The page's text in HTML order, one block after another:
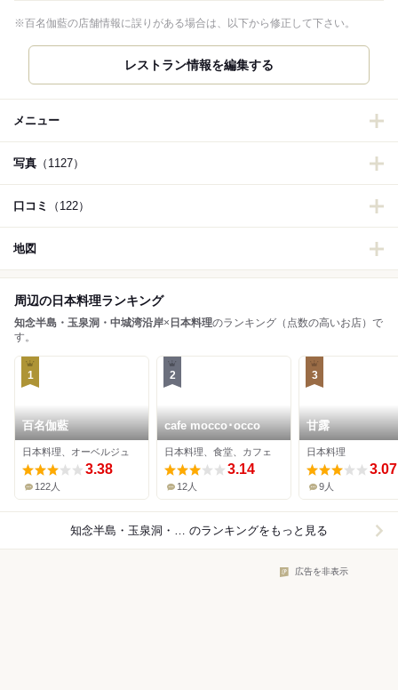
※百名伽藍の店舗情報に誤りがある場合は、以下から修正して下さい。
レストラン情報を編集する
メニュー
写真 （1127）
口コミ （122）
地図
周辺の日本料理ランキング
知念半島・玉泉洞・中城湾沿岸× 日本料理のランキング（点数の高いお店）で
す。
1
百名伽藍
日本料理、オーベルジュ
3.38
122人
2
cafe mocco･occo
日本料理、食堂、カフェ
3.14
12人
3
甘露
日本料理
3.07
9人
知念半島・玉泉洞・中城湾沿岸×日本料理 のランキングをもっと見る
広告を非表示